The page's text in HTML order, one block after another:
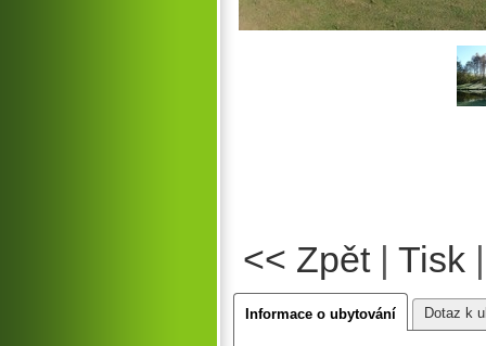
<< Zpět| Tisk
Informace o ubytování Dotaz k